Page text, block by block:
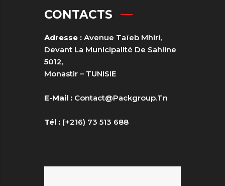
CONTACTS
Adresse : Avenue Taïeb Mhiri,
Devant La Municipalité De Sahline
5012,
Monastir – TUNISIE
E-Mail : Contact@packgroup.tn
Tél : (+216) 73 513 688